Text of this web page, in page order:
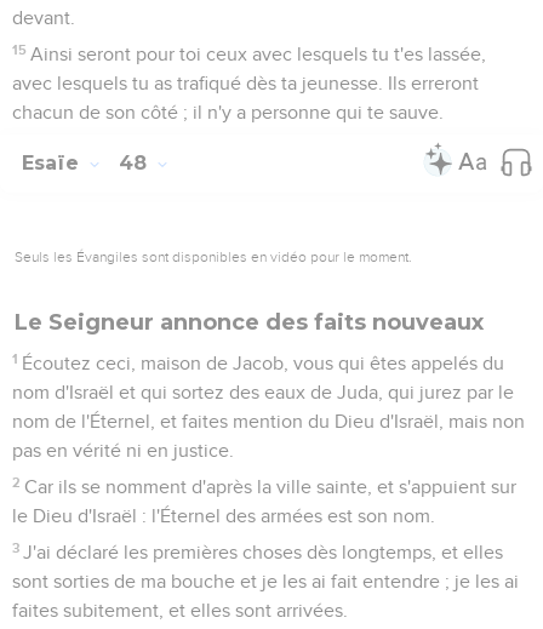
devant.
15 Ainsi seront pour toi ceux avec lesquels tu t'es lassée,
avec lesquels tu as trafiqué dès ta jeunesse. Ils erreront
chacun de son côté ; il n'y a personne qui te sauve.
Esaïe 48
Seuls les Évangiles sont disponibles en vidéo pour le moment.
Le Seigneur annonce des faits nouveaux
1 Écoutez ceci, maison de Jacob, vous qui êtes appelés du
nom d'Israël et qui sortez des eaux de Juda, qui jurez par le
nom de l'Éternel, et faites mention du Dieu d'Israël, mais non
pas en vérité ni en justice.
2 Car ils se nomment d'après la ville sainte, et s'appuient sur
le Dieu d'Israël : l'Éternel des armées est son nom.
3 J'ai déclaré les premières choses dès longtemps, et elles
sont sorties de ma bouche et je les ai fait entendre ; je les ai
faites subitement, et elles sont arrivées.